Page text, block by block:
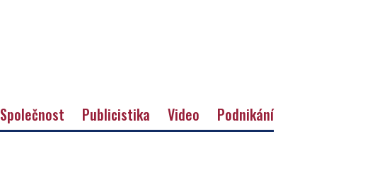
Společnost Publicistika Video Podnikání